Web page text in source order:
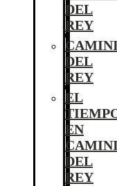
DEL
REY
DEL
REY
EL
EN
DEL
REY